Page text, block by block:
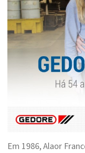
Em 1986, Alaor